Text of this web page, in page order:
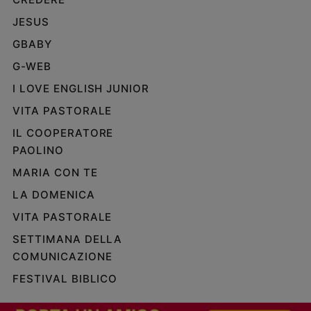
giovani
Adolescenza
Bioetica
Foto
Video
Privacy
JESUS
GBABY
G-WEB
I LOVE ENGLISH JUNIOR
VITA PASTORALE
IL COOPERATORE
PAOLINO
MARIA CON TE
LA DOMENICA
VITA PASTORALE
SETTIMANA DELLA
COMUNICAZIONE
FESTIVAL BIBLICO